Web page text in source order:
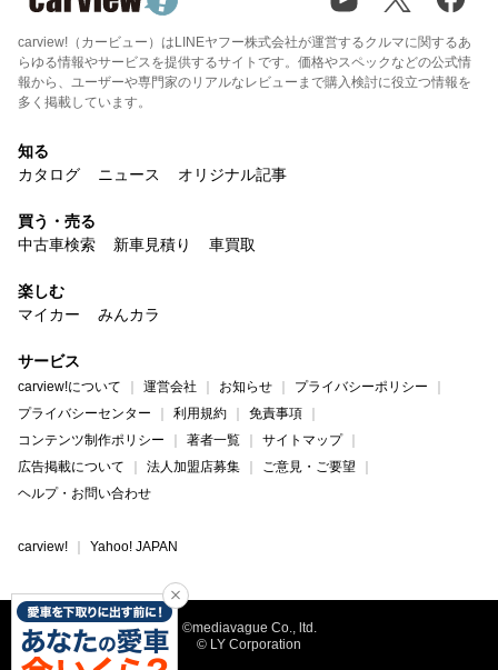
carview!（カービュー）はLINEヤフー株式会社が運営するクルマに関するあ
らゆる情報やサービスを提供するサイトです。価格やスペックなどの公式情
報から、ユーザーや専門家のリアルなレビューまで購入検討に役立つ情報を
多く掲載しています。
知る
カタログ
ニュース オリジナル記事
買う・売る
中古車検索
新車見積り 車買取
楽しむ
マイカー
みんカラ
サービス
carview!について 運営会社 お知らせ
プライバシーポリシー
プライバシーセンター
利用規約
免責事項
コンテンツ制作ポリシー
著者一覧
サイトマップ
広告掲載について
法人加盟店募集
ご意見・ご要望
ヘルプ・お問い合わせ
carview! Yahoo! JAPAN
©mediavague Co., ltd.
© LY Corporation